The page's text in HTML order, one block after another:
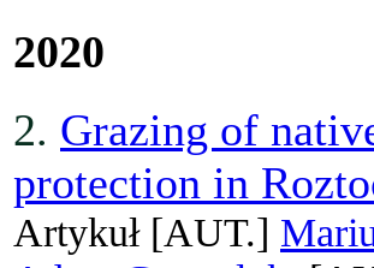
2020
2. Grazing of
protection in
Artykuł[AUT.]